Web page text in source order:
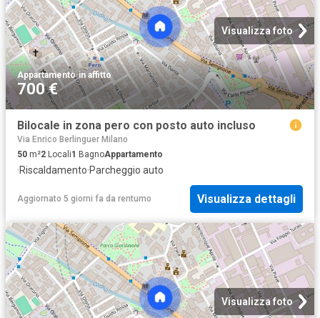
Visualizza foto
Appartamento·in affitto
700 €
Bilocale in zona pero con posto auto incluso
Via Enrico Berlinguer Milano
50 m²2 Locali1 BagnoAppartamento
·Riscaldamento·Parcheggio auto
Aggiornato 5 giorni fa da rentumo Visualizza dettagli
Visualizza foto